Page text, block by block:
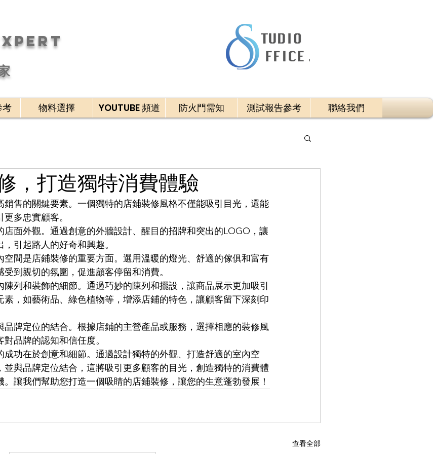
考 物料選擇 YOUTUBE 頻道 防火門需知 測試報告參考 聯絡我們
，打造獨特消費體驗
銷售的關鍵要素。一個獨特的店鋪裝修風格不僅能吸引目光，還能
多忠實顧客。
店面外觀。通過創意的外牆設計、醒目的招牌和突出的LOGO，讓
引起路人的好奇和興趣。
空間是店鋪裝修的重要方面。選用溫暖的燈光、舒適的傢俱和富有
到親切的氛圍，促進顧客停留和消費。
列和裝飾的細節。通過巧妙的陳列和擺設，讓商品展示更加吸引
素，如藝術品、綠色植物等，增添店鋪的特色，讓顧客留下深刻印
品牌定位的結合。根據店鋪的主營產品或服務，選擇相應的裝修風
品牌的認知和信任度。
成功在於創意和細節。通過設計獨特的外觀、打造舒適的室內空
並與品牌定位結合，這將吸引更多顧客的目光，創造獨特的消費體
讓我們幫助您打造一個吸睛的店鋪裝修，讓您的生意蓬勃發展！
查看全部